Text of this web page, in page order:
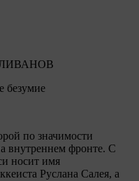
безумие
по значимости
внутреннем фронте. C
носит имя
Руслана Салея, а